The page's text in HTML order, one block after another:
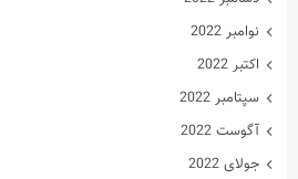
جولای 2022
ژوئن 2022
آوریل 2022
مارس 2022